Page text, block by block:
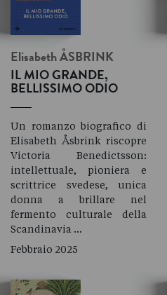
Elisabeth ÅSBRINK
IL MIO GRANDE,
BELLISSIMO ODIO
Un romanzo biografico di
Elisabeth Åsbrink riscopre
Victoria Benedictsson:
intellettuale, pioniera e
scrittrice svedese, unica
donna a brillare nel
fermento culturale della
Scandinavia …
Febbraio 2025